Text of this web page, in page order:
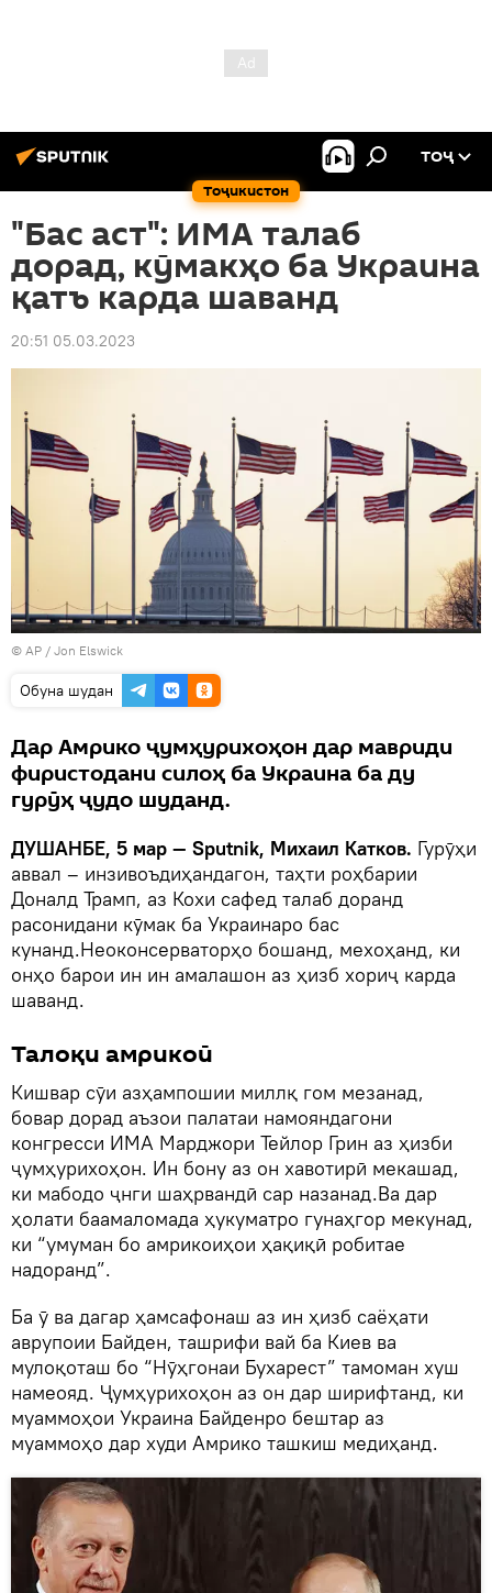
Тоҷикистон
ТОҶ
"Бас аст": ИМА талаб
дорад, кӯмакҳо ба Украина
қатъ карда шаванд
20:51 05.03.2023
© AP / Jon Elswick
Обуна шудан
Дар Амрико ҷумҳурихоҳон дар мавриди
фиристодани силоҳ ба Украина ба ду
гурӯҳ ҷудо шуданд.
ДУШАНБЕ, 5 мар — Sputnik, Михаил Катков. Гурӯҳи
аввал – инзивоъдиҳандагон, таҳти роҳбарии
Доналд Трамп, аз Кохи сафед талаб доранд
расонидани кӯмак ба Украинаро бас
кунанд.Неоконсерваторҳо бошанд, мехоҳанд, ки
онҳо барои ин ин амалашон аз ҳизб хориҷ карда
шаванд.
Талоқи амрикоӣ
Кишвар сӯи азҳампошии миллқ гом мезанад,
бовар дорад аъзои палатаи намояндагони
конгресси ИМА Марджори Тейлор Грин аз ҳизби
ҷумҳурихоҳон. Ин бону аз он хавотирӣ мекашад,
ки мабодо ҷнги шаҳрвандӣ сар назанад.Ва дар
ҳолати баамаломада ҳукуматро гунаҳгор мекунад,
ки “умуман бо амрикоиҳои ҳақиқӣ робитае
надоранд”.
Ба ӯ ва дагар ҳамсафонаш аз ин ҳизб саёҳати
аврупоии Байден, ташрифи вай ба Киев ва
мулоқоташ бо “Нӯҳгонаи Бухарест” тамоман хуш
намеояд. Ҷумҳурихоҳон аз он дар ширифтанд, ки
муаммоҳои Украина Байденро бештар аз
муаммоҳо дар худи Амрико ташкиш медиҳанд.